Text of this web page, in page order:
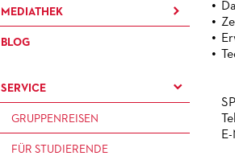
BRÜCHE – DEMORKATIE IN
ZEITEN IHRER REGRESSION
KÜNSTLERISCHER BETRIEB
OPER
PAUL-HINDEMITH-
ORCHESTER­AKADEMIE
STELLEN­ANGEBOTE
PRESSEFOTOS
MATERIALIEN
MEDIATHEK
BLOG
CD / DVD-SERIE DER OPER
FRANKFURT
BLOG
SERVICE
GRUPPENREISEN
FÜR STUDIERENDE